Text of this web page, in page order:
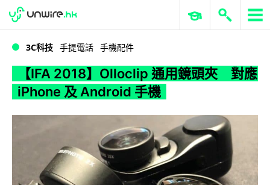
WWDC 2026 ERP 與商業 AI
3C科技 手提電話 手機配件
【IFA 2018】Olloclip 通用鏡頭夾 對應
iPhone 及 Android 手機